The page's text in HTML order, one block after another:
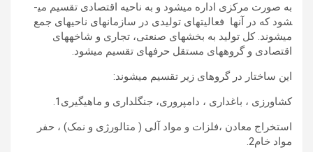
به صورت مرکزی اداره می­شود و به ناحیه اقتصادی تقسیم می­
شود که در آن­ها فعالیت­های تولیدی در سازمان­های ناحیه­ای جمع
می­شوند. کل تولید به بخش­های صنعتی، تجاری و شاخه­های
اقتصادی و گروه­های مستقل حرفه­ای تقسیم می­شود.
این ساختار در گروهای زیر تقسیم می­شوند:‏
‎‎استخراج معادن ،فلزات و مواد آلی ( متالورژی و نمک) ، حفر
مواد خام‏‎.2‎